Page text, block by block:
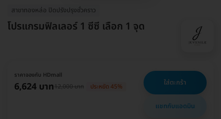
สาขาทองหล่อ ปิดปรังปรุงชั่วคราว
โปรแกรมฟิลเลอร์ 1 ซีซี เลือก 1 จุด
ราคาจองกับ HDmall
6,624 บาท12,000 บาท ประหยัด 45% ใส่ตะกร้า
แชทกับแอดมิน